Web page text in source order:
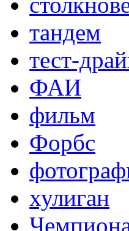
тандем
тест-
ФАИ
фильм
Форбс
хулиган